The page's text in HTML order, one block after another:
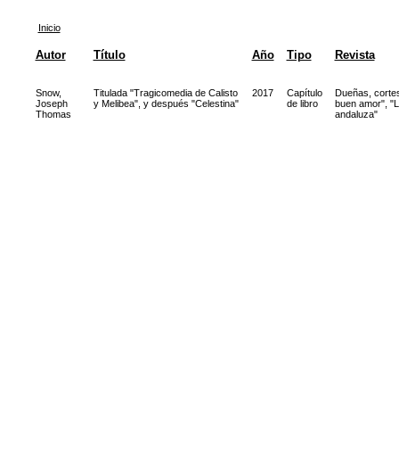
Inicio
Autor Título Año Tipo Revista
Snow,
Joseph
Thomas
Titulada "Tragicomedia de Calisto
y Melibea", y después "Celestina"
2017
Capítulo
de libro
Dueñas,
buen amor",
andaluza"